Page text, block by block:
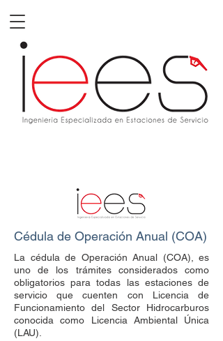
Cédula de Operación Anual (COA)
La cédula de Operación Anual (COA), es
uno de los trámites considerados como
obligatorios para todas las estaciones de
servicio que cuenten con Licencia de
Funcionamiento del Sector Hidrocarburos
conocida como Licencia Ambiental Única
(LAU).